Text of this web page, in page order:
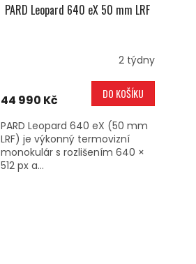
PARD Leopard 640 eX 50 mm LRF
2 týdny
44 990 Kč DO KOŠÍKU
PARD Leopard 640 eX (50 mm
LRF) je výkonný termovizní
monokulár s rozlišením 640 ×
512 px a...